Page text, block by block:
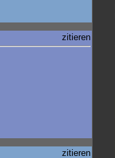
zitieren
zitieren